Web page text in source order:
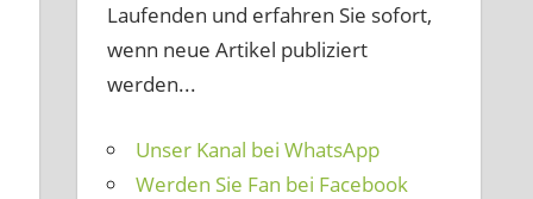
Laufenden und erfahren Sie sofort,
wenn neue Artikel publiziert
werden...
Unser Kanal bei WhatsApp
Werden Sie Fan bei Facebook